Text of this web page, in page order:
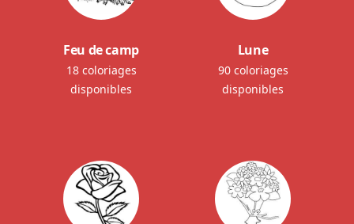
Feu de camp
18 coloriages
disponibles
Lune
90 coloriages
disponibles